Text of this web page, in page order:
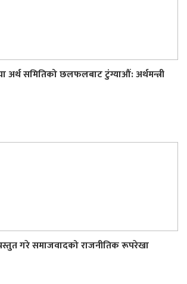
अर्थ समितिको छलफलबाट टुंग्याऔं: अर्थमन्त्री
गरे समाजवादको राजनीतिक रूपरेखा